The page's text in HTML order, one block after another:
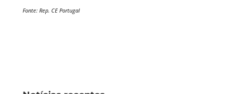
Fonte: Rep. CE Portugal